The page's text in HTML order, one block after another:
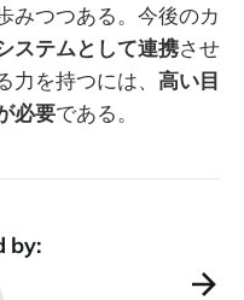
みつつある。今後のカ
ステムとして連携させ
を持つには、 高い目
必要である。
by: